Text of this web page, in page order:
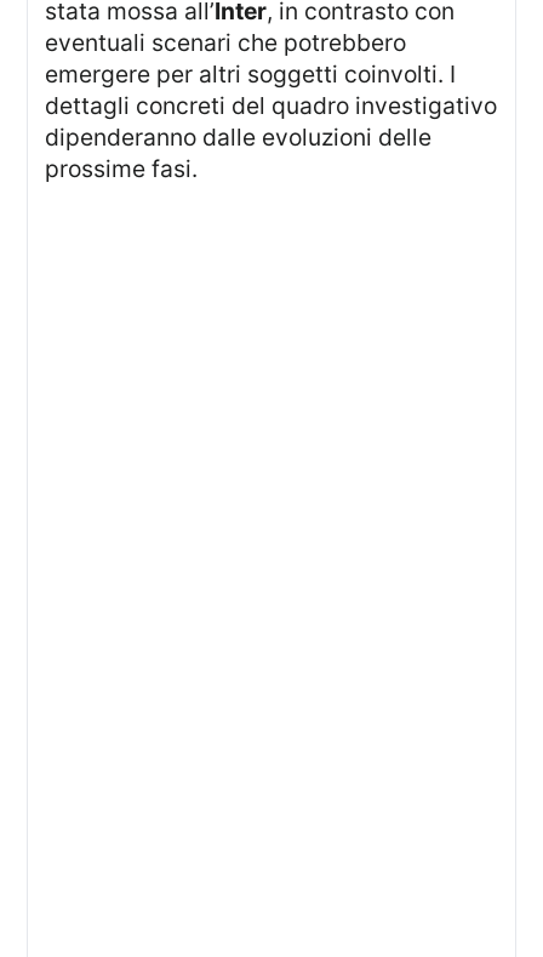
stata mossa all’Inter, in contrasto con
eventuali scenari che potrebbero
emergere per altri soggetti coinvolti. I
dettagli concreti del quadro investigativo
dipenderanno dalle evoluzioni delle
prossime fasi.